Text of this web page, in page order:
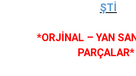
ŞTİ
*ORJİNAL – YAN
PARÇALAR*